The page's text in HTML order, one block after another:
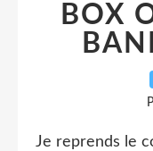
BOX
Je reprends le